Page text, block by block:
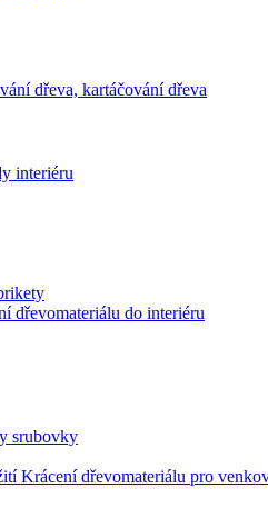
dřeva, kartáčování dřeva
interiéru
dřevomateriálu do interiéru
srubovky
Krácení dřevomateriálu pro